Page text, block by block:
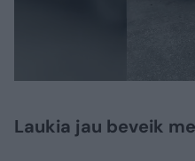
Laukia jau beveik